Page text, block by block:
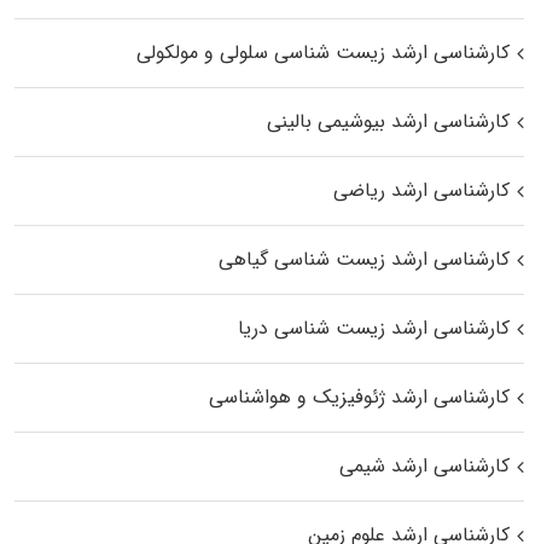
کارشناسی ارشد زیست شناسی سلولی و مولکولی
کارشناسی ارشد بیوشیمی بالینی
کارشناسی ارشد ریاضی
کارشناسی ارشد زیست‌ شناسی گیاهی
کارشناسی ارشد زیست‌ شناسی دریا
کارشناسی ارشد ژئوفیزیک و هواشناسی
کارشناسی ارشد شیمی
کارشناسی ارشد علوم زمین